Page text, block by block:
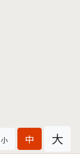
小 中 大